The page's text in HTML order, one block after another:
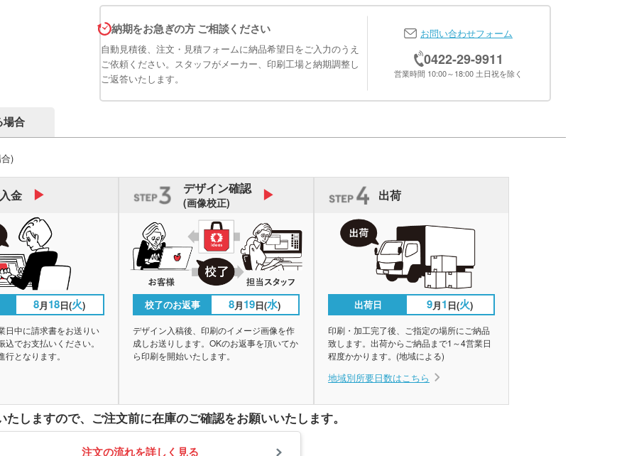
納期をお急ぎの方 ご相談ください
自動見積後、注文・見積フォームに納品希望日をご入力のうえ
ご依頼ください。スタッフがメーカー、印刷工場と納期調整し
ご返答いたします。
お問い合わせフォーム
0422-29-9911
営業時間 10:00～18:00 土日祝を除く
場合
)
金
8月18日(火)
日中に請求書をお送りい
でお支払いください。
行となります。
デザイン確認
(画像校正)
校了のお返事 8月19日(水)
デザイン入稿後、印刷のイメージ画像を作
成しお送りします。OKのお返事を頂いてか
ら印刷を開始いたします。
出荷
出荷日 9月1 日(火)
印刷・加工完了後、ご指定の場所にご納品
致します。出荷からご納品まで1～4営業日
程度かかります。(地域による)
地域別所要日数はこちら
しますので、 ご注文前に在庫のご確認をお願いいたします。
注文の流れを詳しく見る